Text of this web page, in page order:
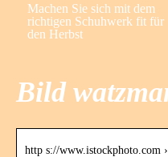
Machen Sie sich mit dem
richtigen Schuhwerk fit für
den Herbst
Bild
http s://www.istockphoto.com